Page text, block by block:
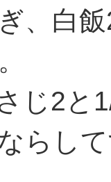
、白飯
じ2と
らし